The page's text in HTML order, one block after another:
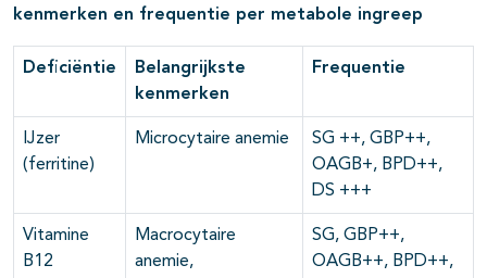
kenmerken en frequentie per metabole ingreep
Deficiëntie
Belangrijkste
kenmerken
Frequentie
IJzer
(ferritine)
Microcytaire anemie
SG ++, GBP++,
OAGB+, BPD++,
DS +++
Vitamine
B12
Macrocytaire
anemie,
SG, GBP++,
OAGB++, BPD++,